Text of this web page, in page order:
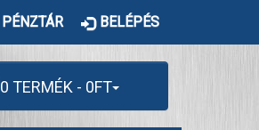
PÉNZTÁR BELÉPÉS
0 TERMÉK - 0FT